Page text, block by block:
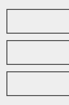
Sito
Privacy policy